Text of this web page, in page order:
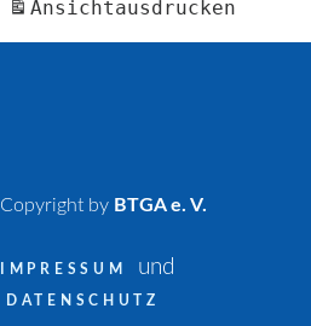
Ansichtausdrucken
Copyright by BTGA e. V.
IMPRESSUM und
DATENSCHUTZ